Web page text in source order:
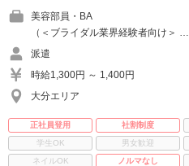
美容部員・BA
（＜ブライダル業界経験者向け＞ …
派遣
時給1,300円 ～ 1,400円
大分エリア
正社員登用 社割制度
学生OK
男女歓迎
ネイルOK
ノルマなし